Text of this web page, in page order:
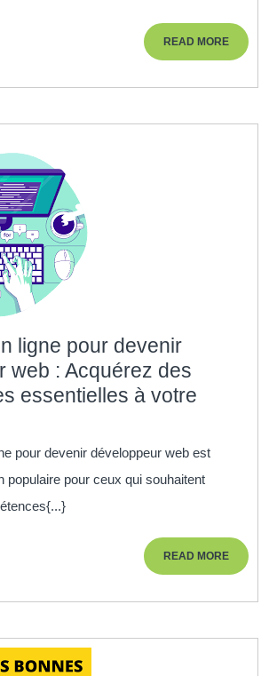
Distance
Autonomie
READ MOREREAD
MORE
ligne pour devenir
web : Acquérez des
essentielles à votre
pour devenir développeur web est
populaire pour ceux qui souhaitent
READ MOREREAD
MORE